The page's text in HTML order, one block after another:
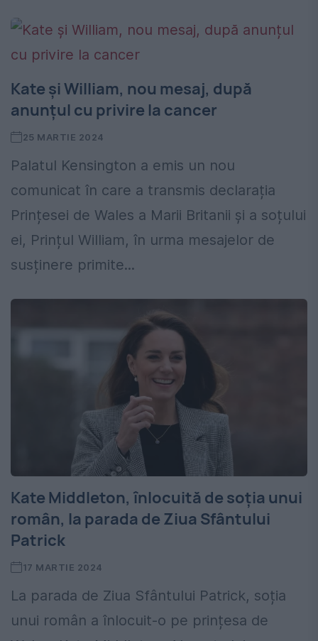
Kate și William, nou mesaj, după
anunțul cu privire la cancer
25 MARTIE 2024
Palatul Kensington a emis un nou
comunicat în care a transmis declarația
Prințesei de Wales a Marii Britanii și a soțului
ei, Prințul William, în urma mesajelor de
susținere primite...
Kate Middleton, înlocuită de soția unui
român, la parada de Ziua Sfântului
Patrick
17 MARTIE 2024
La parada de Ziua Sfântului Patrick, soția
unui român a înlocuit-o pe prințesa de